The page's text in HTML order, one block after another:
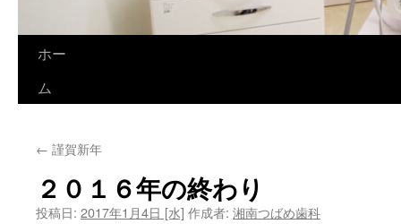
ン
ホー
ム
← 謹賀新年
２０１６年の終わり
投稿日: 2017年1月4日 [水] 作成者: 湘南つばめ歯科